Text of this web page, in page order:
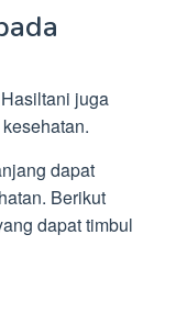
juga
dapat
Berikut
dapat timbul